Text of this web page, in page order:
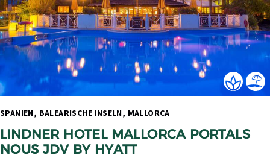
LINDNER HOTEL MALLORCA PORTALS
NOUS JDV BY HYATT